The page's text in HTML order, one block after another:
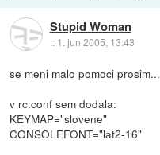
Stupid Woman
:: 1. jun 2005, 13:43
se meni malo pomoci prosim...
v rc.conf sem dodala:
KEYMAP="slovene"
CONSOLEFONT="lat2-16"